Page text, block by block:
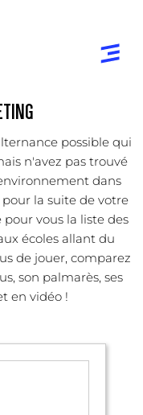
possible qui
n'avez pas trouvé
dans
la suite de votre
vous la liste des
écoles allant du
de jouer, comparez
son palmarès, ses
en vidéo !